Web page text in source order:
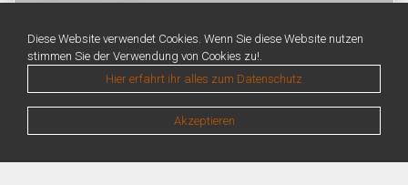
Diese Website verwendet Cookies. Wenn Sie diese Website nutzen
stimmen Sie der Verwendung von Cookies zu!.
Hier erfahrt ihr alles zum Datenschutz
Akzeptieren